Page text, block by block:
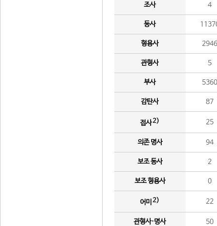
조사 4
동사
형용사 2946
관형사 5
부사 5360
감탄사 87
접사2) 25
의존 명사 94
보조 동사 2
보조 형용사 0
어미 2) 22
관형사·명사 50